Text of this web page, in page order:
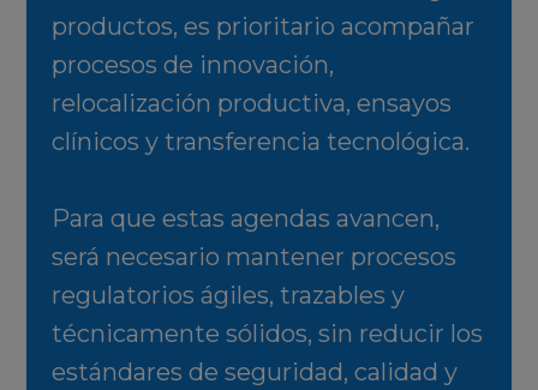
productos, es prioritario acompañar
procesos de innovación,
relocalización productiva, ensayos
clínicos y transferencia tecnológica.
Para que estas agendas avancen,
será necesario mantener procesos
regulatorios ágiles, trazables y
técnicamente sólidos, sin reducir los
estándares de seguridad, calidad y